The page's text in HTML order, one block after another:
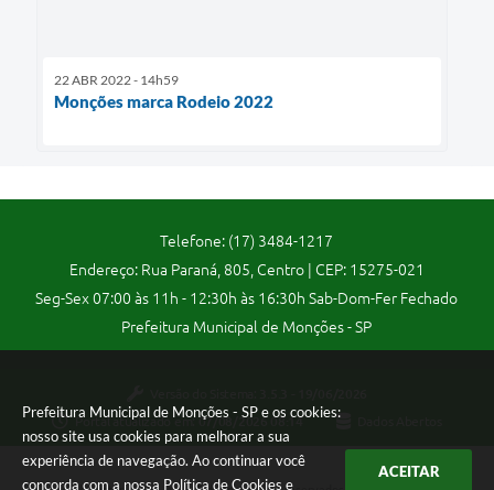
Prefeitura Municipal de Monções - SP e os cookies:
nosso site usa cookies para melhorar a sua
experiência de navegação. Ao continuar você
concorda com a nossa Política de Cookies e
ACEITAR
22 ABR 2022 - 14h59
Monções marca Rodeio 2022
Telefone: (17) 3484-1217
Endereço: Rua Paraná, 805, Centro | CEP: 15275-021
Seg-Sex 07:00 às 11h - 12:30h às 16:30h Sab-Dom-Fer Fechado
Prefeitura Municipal de Monções - SP
Portal atualizado em:07/08/2026 08:14